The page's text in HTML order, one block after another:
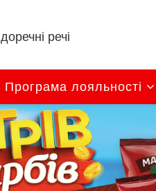
доречні речі
Програма лояльності